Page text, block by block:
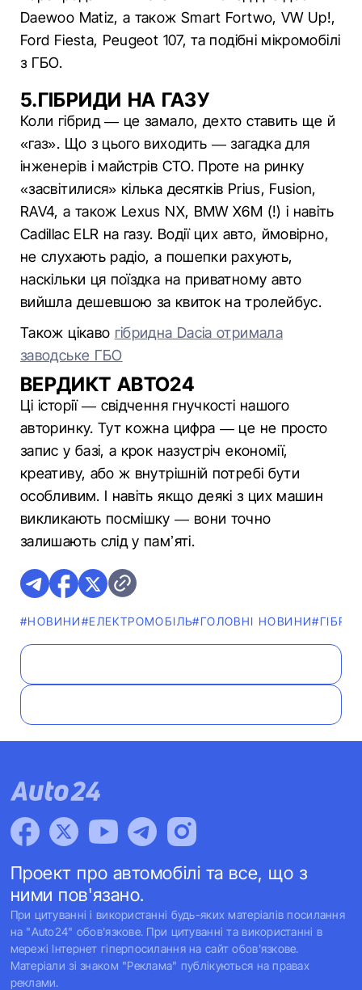
Daewoo Matiz, а також Smart Fortwo, VW Up!,
Ford Fiesta, Peugeot 107, та подібні мікромобілі
з ГБО.
5.ГІБРИДИ НА ГАЗУ
Коли гібрид — це замало, дехто ставить ще й
«газ». Що з цього виходить — загадка для
інженерів і майстрів СТО. Проте на ринку
«засвітилися» кілька десятків Prius, Fusion,
RAV4, а також Lexus NX, BMW X6M (!) і навіть
Cadillac ELR на газу. Водії цих авто, ймовірно,
не слухають радіо, а пошепки рахують,
наскільки ця поїздка на приватному авто
вийшла дешевшою за квиток на тролейбус.
Також цікаво гібридна Dacia отримала
заводське ГБО
ВЕРДИКТ АВТО24
Ці історії — свідчення гнучкості нашого
авторинку. Тут кожна цифра — це не просто
запис у базі, а крок назустріч економії,
креативу, або ж внутрішній потребі бути
особливим. І навіть якщо деякі з цих машин
викликають посмішку — вони точно
залишають слід у памʼяті.
#НОВИНИ#ЕЛЕКТРОМОБІЛЬ#ГОЛОВНІ НОВИНИ
Проект про автомобілі та все, що з
ними пов'язано.
При цитуванні і використанні будь-яких матеріалів посилання
на "Auto24" обов'язкове. При цитуванні та використанні в
мережі Інтернет гіперпосилання на сайт обов'язкове.
Матеріали зі знаком "Реклама" публікуються на правах
реклами.